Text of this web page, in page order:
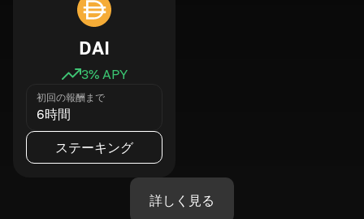
DAI
3% APY
初回の報酬まで
6時間
ステーキング
詳しく見る